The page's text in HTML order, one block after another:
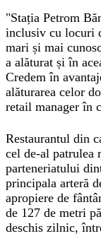
"Stația Petrom
inclusiv cu locuri
mari și mai
a alăturat și în
Credem în
alăturarea celor
retail manager în
Restaurantul din
cel de-al patrulea
parteneriatului
principala arteră
apropiere de
de 127 de metri
deschis zilnic,